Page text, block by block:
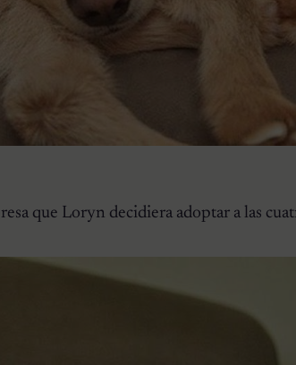
que Loryn decidiera adoptar a las